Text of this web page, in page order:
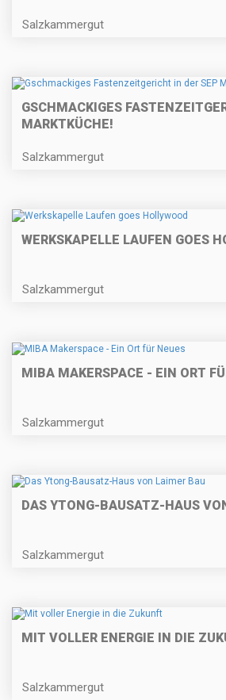
Salzkammergut
GSCHMACKIGES
MARKTKÜCHE!
Salzkammergut
WERKSKAPELLE LAUFEN GOES
Salzkammergut
MIBA MAKERSPACE - EIN ORT
Salzkammergut
DAS YTONG-BAUSATZ-HAUS
Salzkammergut
MIT VOLLER ENERGIE IN DIE
Salzkammergut